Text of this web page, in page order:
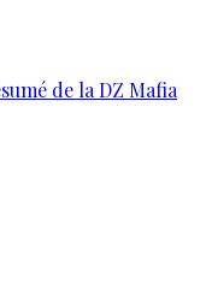
de la DZ Mafia